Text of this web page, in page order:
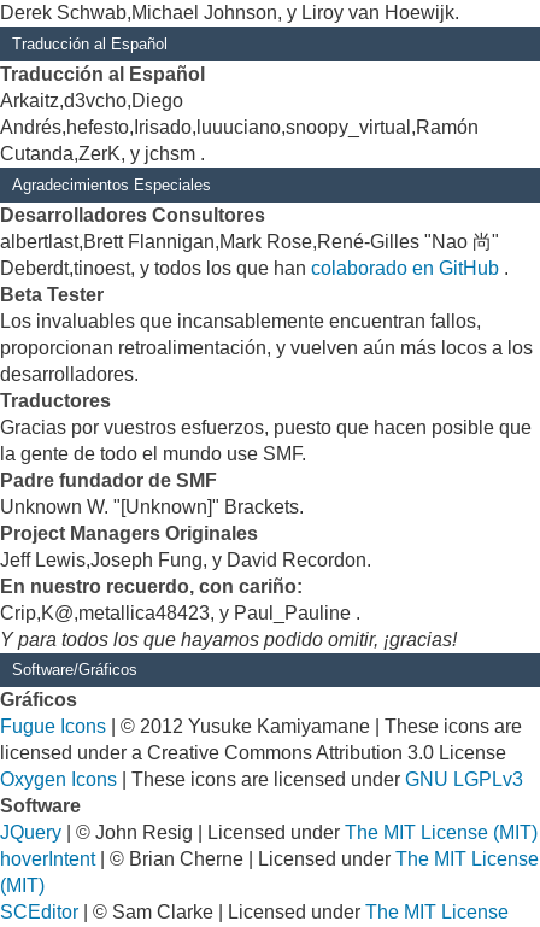
Derek Schwab,Michael Johnson, y Liroy van Hoewijk.
Traducción al Español
Traducción al Español
Arkaitz,d3vcho,Diego
Andrés,hefesto,Irisado,luuuciano,snoopy_virtual,Ramón
Cutanda,ZerK, y jchsm .
Agradecimientos Especiales
Desarrolladores Consultores
albertlast,Brett Flannigan,Mark Rose,René-Gilles "Nao 尚"
Deberdt,tinoest, y todos los que han colaborado en GitHub .
Beta Tester
Los invaluables que incansablemente encuentran fallos,
proporcionan retroalimentación, y vuelven aún más locos a los
desarrolladores.
Traductores
Gracias por vuestros esfuerzos, puesto que hacen posible que
la gente de todo el mundo use SMF.
Padre fundador de SMF
Unknown W. "[Unknown]" Brackets.
Project Managers Originales
Jeff Lewis,Joseph Fung, y David Recordon.
En nuestro recuerdo, con cariño:
Crip,K@,metallica48423, y Paul_Pauline .
Y para todos los que hayamos podido omitir, ¡gracias!
Software/Gráficos
Gráficos
Fugue Icons | © 2012 Yusuke Kamiyamane | These icons are
licensed under a Creative Commons Attribution 3.0 License
Oxygen Icons | These icons are licensed under GNU LGPLv3
Software
JQuery | © John Resig | Licensed under The MIT License (MIT)
hoverIntent| © Brian Cherne | Licensed under The MIT License
(MIT)
SCEditor | © Sam Clarke | Licensed under The MIT License